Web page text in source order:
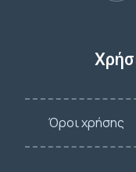
Όροι χρήσης